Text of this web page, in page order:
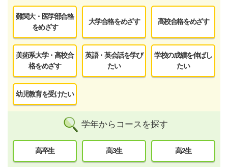
難関大・医学部合格
をめざす
大学合格をめざす 高校合格をめざす
美術系大学・高校合
格をめざす
英語・英会話を学び
たい
学校の成績を伸ばし
たい
幼児教育を受けたい
学年からコースを探す
高卒生 高3生 高2生